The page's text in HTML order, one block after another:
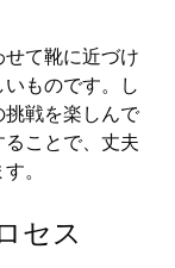
て靴に近づけ
ものです。し
戦を楽しんで
ことで、丈夫
。
セス